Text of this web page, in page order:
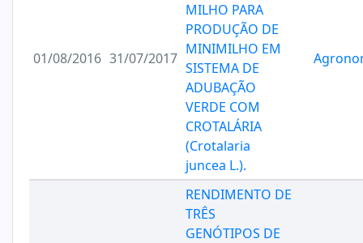
01/08/2016 31/07/2017
MILHO PARA
PRODUÇÃO DE
MINIMILHO EM
SISTEMA DE
ADUBAÇÃO
VERDE COM
CROTALÁRIA
(Crotalaria
juncea L.).
RENDIMENTO DE
TRÊS
GENÓTIPOS DE